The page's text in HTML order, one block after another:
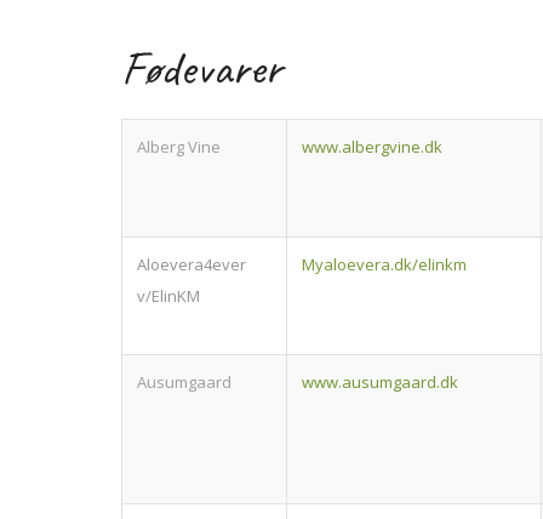
Fødevarer
Alberg Vine www.albergvine.dk
Aloevera4ever
v/ElinKM
Myaloevera.dk/elinkm
Ausumgaard www.ausumgaard.dk